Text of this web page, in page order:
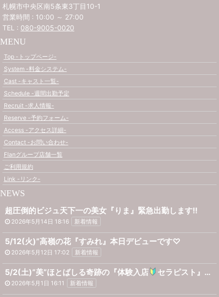
札幌市中央区南5条東3丁目10-1
営業時間 : 10:00 ～ 27:00
TEL : 080-9005-0020
MENU
Top -トップページ-
System -料金システム-
Cast -キャスト一覧-
Schedule -週間出勤予定
Recruit -求人情報-
Reserve -予約フォーム-
Access -アクセス詳細-
Contact -お問い合わせ-
Flanグループ店舗一覧
ご利用規約
Link -リンク-
NEWS
超圧倒的ビジュ天下一の美女『りま』緊急出勤します!!
2026年5月14日 18:16 新着情報
5/12(火)”高嶺の花『すみれ』本日デビューです♡
2026年5月12日 17:02 新着情報
5/2(土)”美”ほとばしる奇跡の『体験入店 セラピスト』ご案内可能です♡
2026年5月1日 16:11 新着情報